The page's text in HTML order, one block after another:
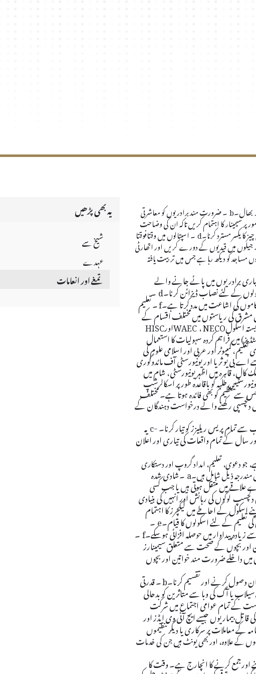
بھال۔b۔ ضرورت مند برادریوں کو معاشرتی
پر سیمینار کا اہتمام کریں تاکہ ان کی وضاحت
یکسر مسترد کرنا۔d۔ اسپتالوں میں وقتافوقتا
میں قیدیوں کے دورے کریں اور اتھارٹی
مساجد کو دیکھ رہا ہے جس میں تربیت یافتہ
برادریوں میں پائے جانے والے
کے لئے نصاب ڈیزائن کرنا۔d۔
کی اشاعت میں مدد کرتا ہے۔f۔ تعلیم
مشرق کی ریاستوں میں مختلف اقسام کے
NECO،WAECاورHISC
میں فراہم کردہ سہولیات کا استعمال
کمپیوٹر اور عربی اور اسلامی علوم کی
اے بی یو ثریا اور یونیورسٹی آف مائدوگوری
قاہرہ میں اظہر یونیورسٹی، شام میں
طلبہ کو باقاعدہ طور پر اسکالرشپ
جس سے تنظیم کو بھی فائدہ ہوتا ہے۔ مختلف
رکھنے والے درخواست دہندگان کے
تمام پریس ریلیزز کو تیار کرنا۔c-یہ
سال کے تمام واقعات کی تیاری اور اعلان
جو دعوی، تعلیم، امداد گروپ اور دستکاری
ذیل شامل ہیں۔a۔شادی شدہ
علاقے میں منتقل ہوتی ہیں یا جب کسی
لوگوں کی رہائش اور انہیں کی بنیادی
اسکول کے احاطے میں لیکچرز کا اہتمام
تعلیم کے لئے اسکولوں کا قیام۔e۔
پیداوار میں حوصلہ افزائی ہوسکے۔f۔
اور بچوں کے صحت سے متعلق سیمینارز
داخلے ضرورت مند خواتین اور بچوں
وصول کرنے اور تقسیم کرنا۔b۔ قدرتی
یا آگ کی وبا سے متاثرین کو بدحالی
کے تمام عوامی اجتماع میں شرکت
بیماریوں جیسے ایچ آئی وی ایڈز اور
معاملات پر سرکاری یا دیگر تنظیموں
کے علاوہ، اور بھی یونٹ ہیں جن کی خدمات
اورجمع کرنے کا انچارج ہے۔ وقت کا
یہ بھی پڑھیں
شیخ سے
عہدے
تمغے اور انعامات